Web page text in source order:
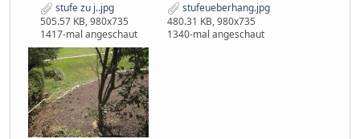
stufe zu j..jpg
505.57 KB, 980x735
1417-mal angeschaut
stufeueberhang.jpg
480.31 KB, 980x735
1340-mal angeschaut